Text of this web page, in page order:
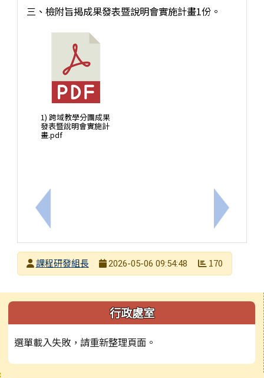
上一筆：115學年度學習扶助國小師資8小時及18小
三、檢附旨揭成果發表暨說明會實施計畫1份。
1) 跨域教學分團成果
發表暨說明會實施計
畫.pdf
下一筆：
發布者
課程研發組長
2026-05-06 09:54:48 170
左邊區域內容 行政處室
選單載入失敗，請重新整理頁面。